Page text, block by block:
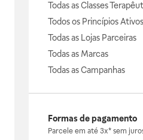
Todas as Classes
Todos os Princípios Ativos
Todas as Lojas Parceiras
Todas as Marcas
Todas as Campanhas
Formas de pagamento
Parcele em até 3x* sem